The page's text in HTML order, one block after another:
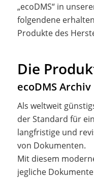
„ecoDMS“ in
folgendene
Produkte des
Die
ecoDMS Archiv
Als weltweit
der Standard für
langfristige und
von Dokumenten.
Mit diesem
jegliche